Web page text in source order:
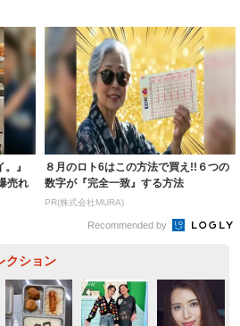
』
売れ
８月のロト6はこの方法で買え!!６つの
数字が『完全一致』する方法
PR(株式会社MURA)
Recommended by
クション